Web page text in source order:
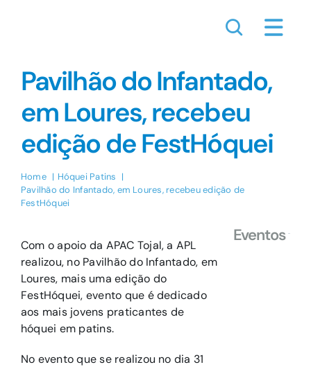
Pavilhão do Infantado,
em Loures, recebeu
edição de FestHóquei
Home
Hóquei Patins
Pavilhão do Infantado, em Loures, recebeu edição de
FestHóquei
Com o apoio da APAC Tojal, a APL
realizou, no Pavilhão do Infantado, em
Loures, mais uma edição do
FestHóquei, evento que é dedicado
aos mais jovens praticantes de
hóquei em patins.
No evento que se realizou no dia 31
Eventos